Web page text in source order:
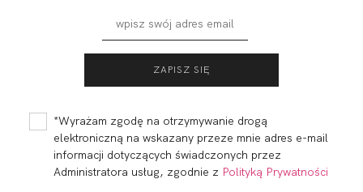
CZERWIEŃ
112,99 33,90 zł 97,99 29,40 zł
*Wyrażam zgodę na otrzymywanie drogą
elektroniczną na wskazany przeze mnie adres e-mail
informacji dotyczących świadczonych przez
Administratora usług, zgodnie z Polityką Prywatności